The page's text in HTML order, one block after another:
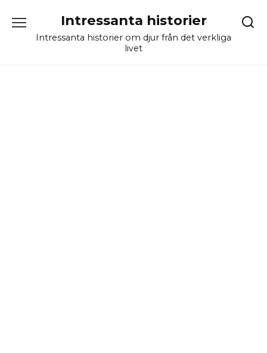
content
Intressanta historier
Intressanta historier om djur från det verkliga
livet